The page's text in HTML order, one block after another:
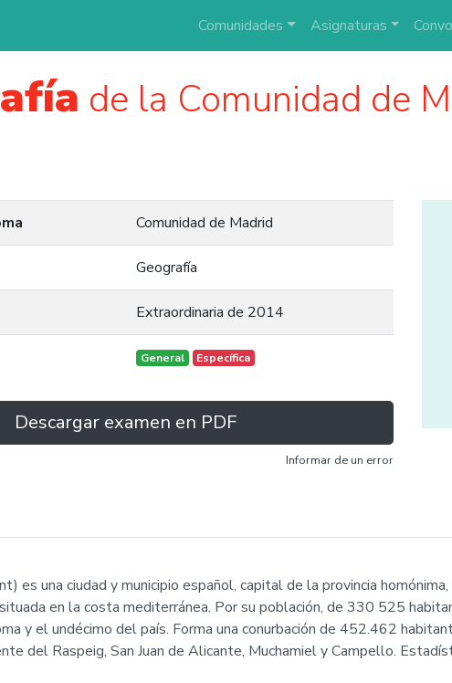
Comunidades Asignaturas
de la Comunidad de
Comunidad de Madrid
Geografía
Extraordinaria de 2014
General Específica
Descargar examen en PDF
Informar de un error
es una ciudad y municipio español, capital de la provincia
situada en la costa mediterránea. Por su población, de 330 525
y el undécimo del país. Forma una conurbación de 452.462
del Raspeig, San Juan de Alicante, Muchamiel y Campello.